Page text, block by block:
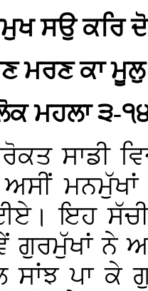
ਸਉ ਕਰਿ
ਮਰਣ ਕਾ ਮੂਲੁ
ਮਹਲਾ ੩-
ਸਾਡੀ
ਅਸੀਂ ਮਨਮੁੱਖਾਂ
ਇਹ
ਗੁਰਮੁੱਖਾਂ ਨੇ
ਸਾਂਝ ਪਾ ਕੇ